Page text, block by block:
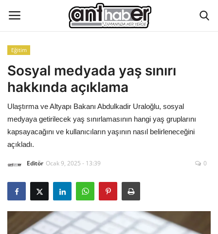
Künye
Eğitim
Aktüel Magazin
Hakkımızda
İletişim
Asayiş
Çevre
Eğitim
Sosyal medyada yaş sınırı
hakkında açıklama
Ulaştırma ve Altyapı Bakanı Abdulkadir Uraloğlu, sosyal
medyaya getirilecek yaş sınırlamasının hangi yaş gruplarını
kapsayacağını ve kullanıcıların yaşının nasıl belirleneceğini
açıkladı.
Editör Ocak 9, 2025 - 13:39 0